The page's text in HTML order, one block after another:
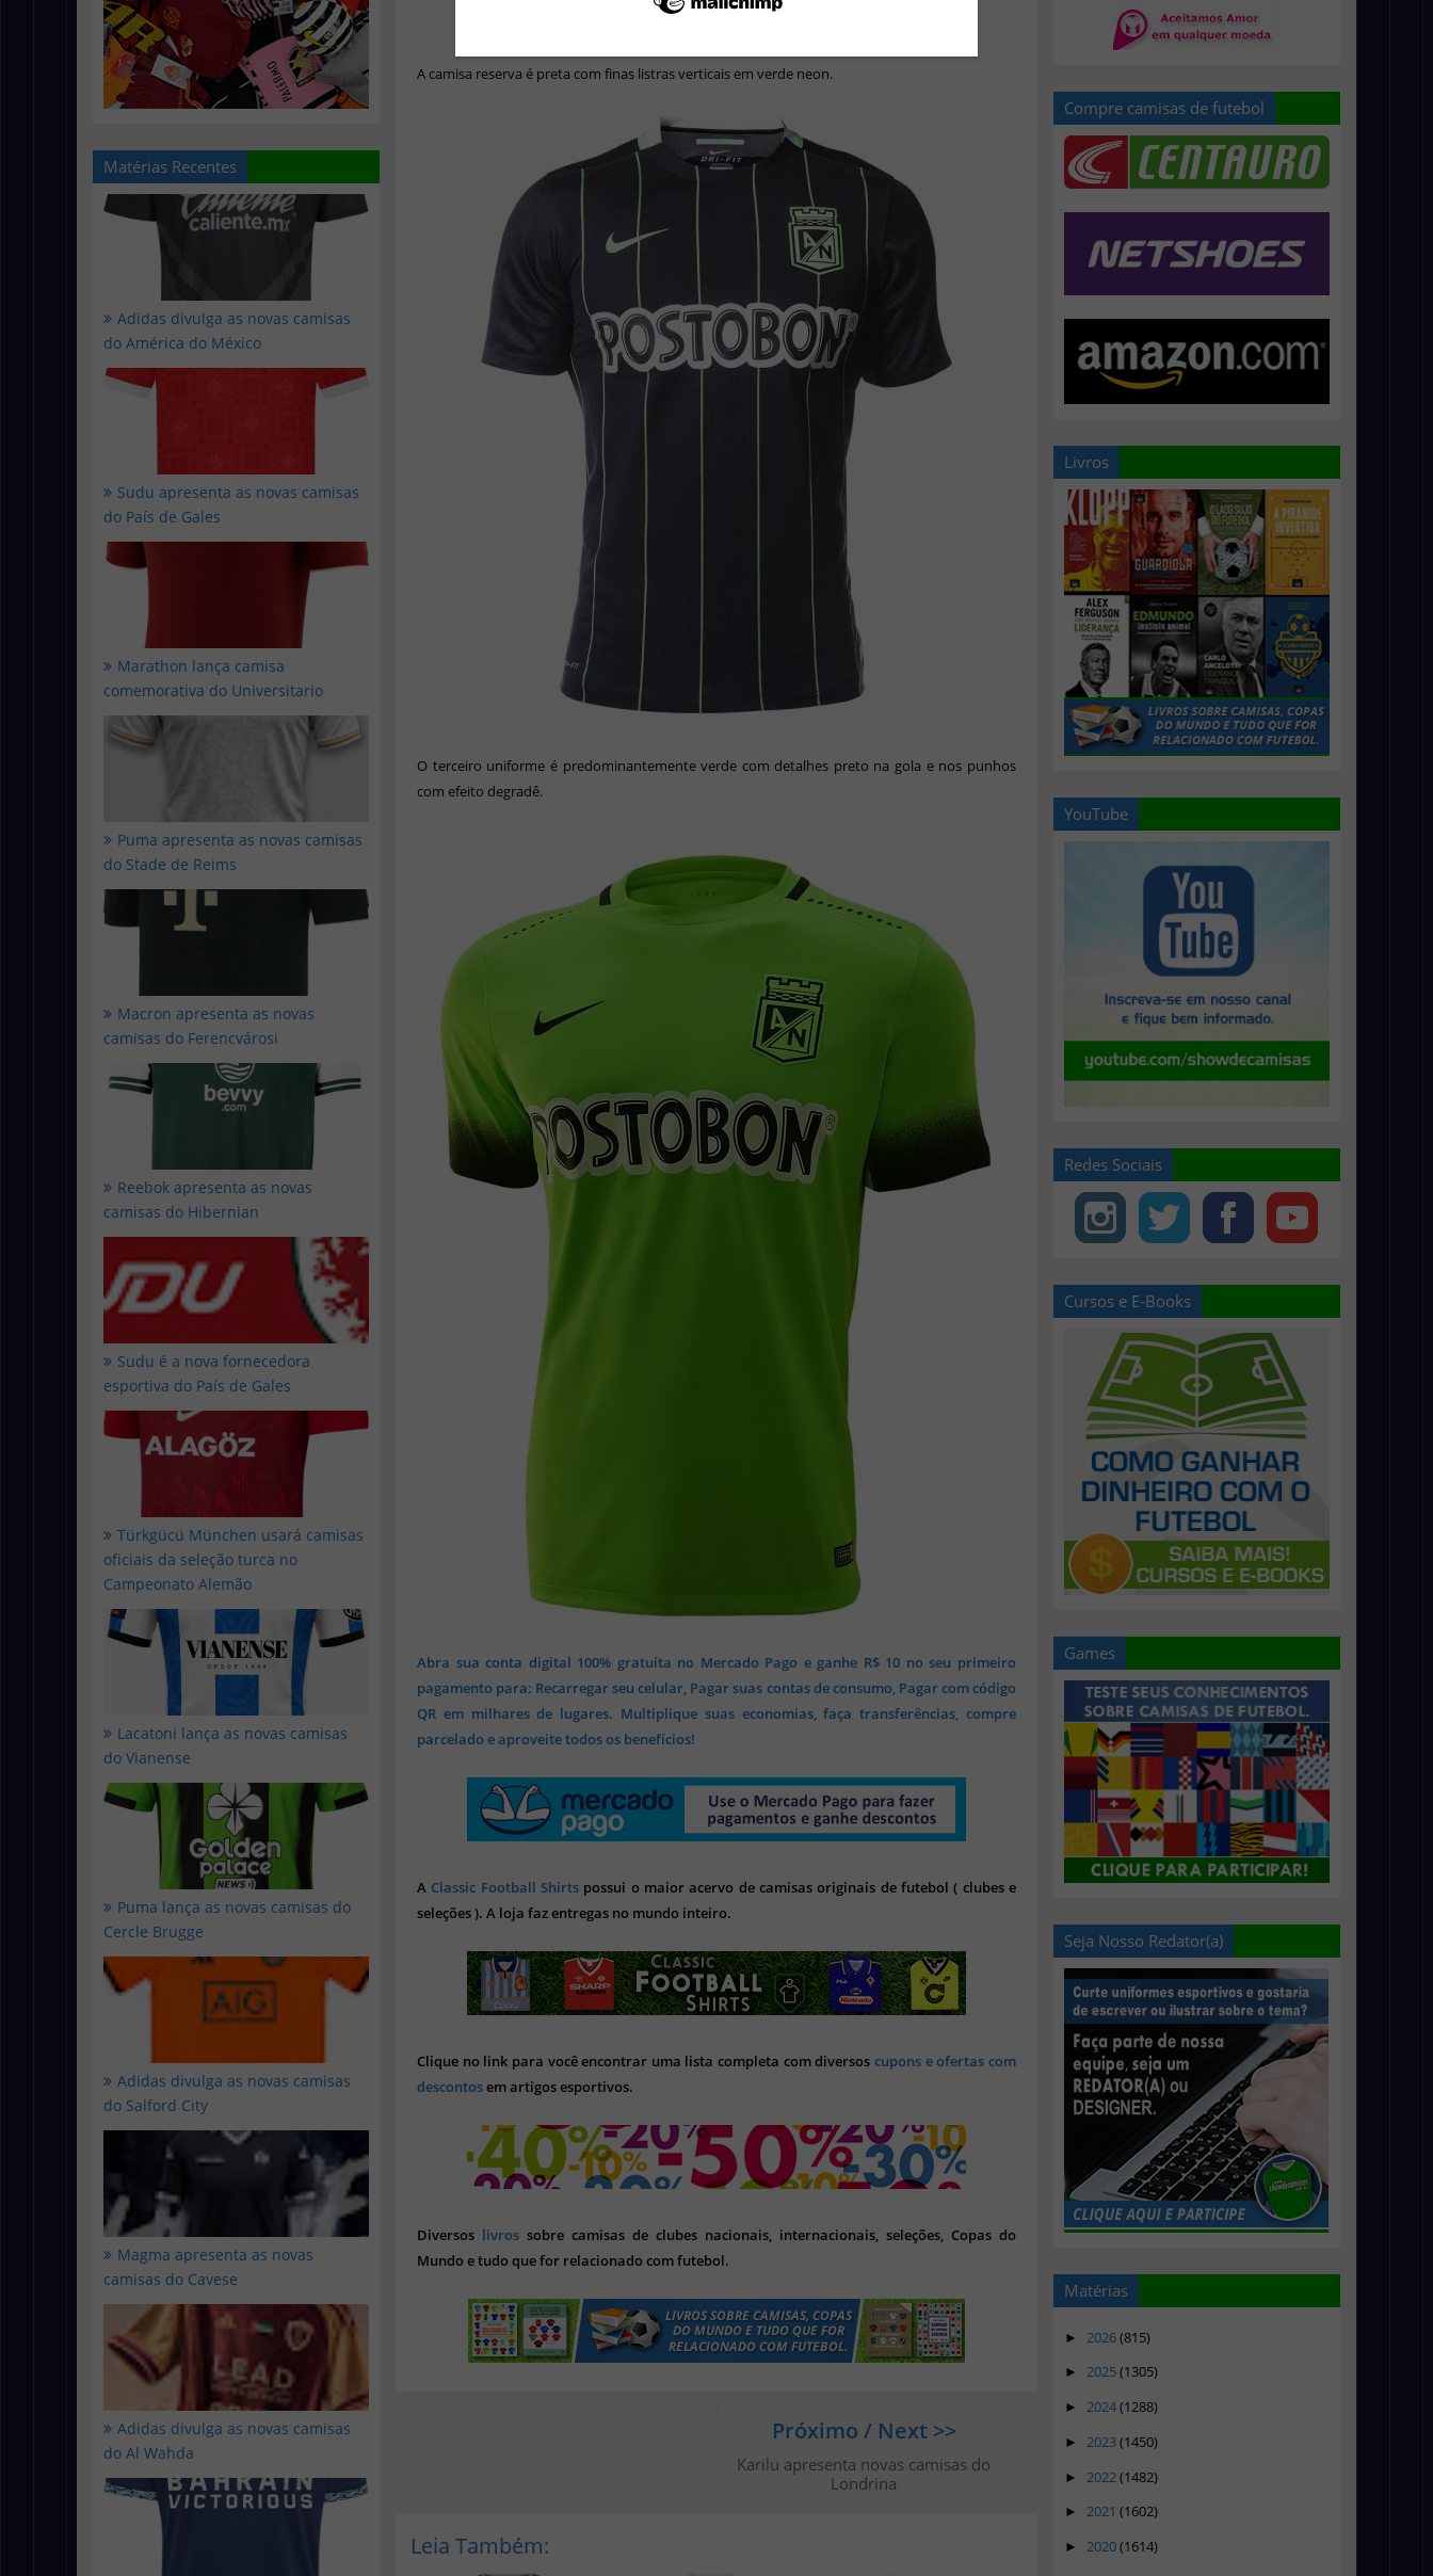
Matérias Recentes
Adidas divulga as novas camisas
do América do México
Sudu apresenta as novas camisas
do País de Gales
Marathon lança camisa
comemorativa do Universitario
Puma apresenta as novas camisas
do Stade de Reims
Macron apresenta as novas
camisas do Ferencvárosi
Reebok apresenta as novas
camisas do Hibernian
Sudu é a nova fornecedora
esportiva do País de Gales
Türkgücü München usará camisas
oficiais da seleção turca no
Campeonato Alemão
Lacatoni lança as novas camisas
do Vianense
Puma lança as novas camisas do
Cercle Brugge
Adidas divulga as novas camisas
do Salford City
Magma apresenta as novas
camisas do Cavese
Adidas divulga as novas camisas
do Al Wahda
A camisa reserva é preta com finas listras verticais em verde neon.
O terceiro uniforme é predominantemente verde com detalhes preto na gola e nos punhos
com efeito degradê.
Abra sua conta digital 100% gratuita no Mercado Pago e ganhe R$ 10 no seu primeiro
pagamento para: Recarregar seu celular, Pagar suas contas de consumo, Pagar com código
QR em milhares de lugares. Multiplique suas economias, faça transferências, compre
parcelado e aproveite todos os benefícios!
A Classic Football Shirts possui o maior acervo de camisas originais de futebol ( clubes e
seleções ). A loja faz entregas no mundo inteiro.
Clique no link para você encontrar uma lista completa com diversoscupons e ofertas com
descontosem artigos esportivos.
Diversos livros sobre camisas de clubes nacionais, internacionais, seleções, Copas do
Mundo e tudo que for relacionado com futebol.
Próximo / Next >>
Karilu apresenta novas camisas do
Londrina
Leia Também:
Compre camisas de futebol
Livros
YouTube
Redes Sociais
Cursos e E-Books
Games
Seja Nosso Redator(a)
Matérias
► 2026(815)
► 2025(1305)
► 2024(1288)
► 2023(1450)
► 2022(1482)
► 2021 (1602)
► 2020(1614)